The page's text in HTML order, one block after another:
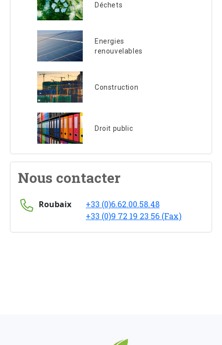
Déchets
Energies
renouvelables
Construction
Droit public
Nous contacter
Roubaix
+33 (0)6.62.00.58.48
+33 (0)9 72 19 23 56 (Fax)